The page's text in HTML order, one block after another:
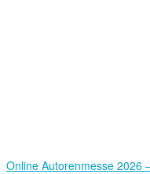
Online Autorenmesse 2026